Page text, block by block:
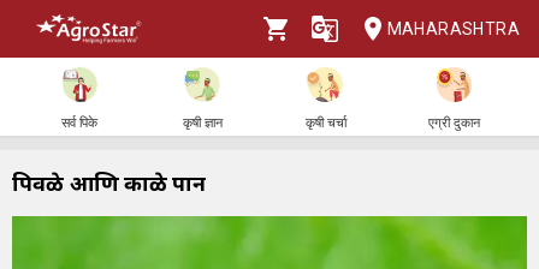
MAHARASHTRA
सर्व पिके कृषी ज्ञान कृषी चर्चा एग्री दुकान
पिवळे आणि काळे पान